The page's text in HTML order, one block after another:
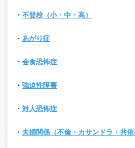
・ 不登校（小・中・高）
・ あがり症
・ 会食恐怖症
・ 強迫性障害
・ 対人恐怖症
・ 夫婦関係（不倫・カサンドラ・共依